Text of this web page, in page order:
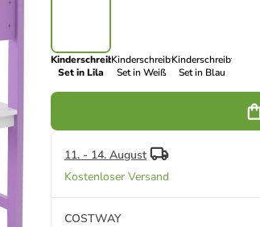
Kinderschreibtisch
Set in Lila
Kinderschreibtisch
Set in Weiß
Kinderschreibtisch
Set in Blau
11. - 14. August
Kostenloser Versand
COSTWAY